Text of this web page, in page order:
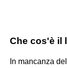
Che cos'è il
In mancanza